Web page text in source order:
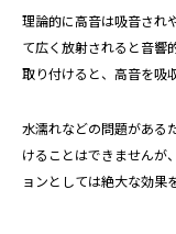
理論的に高音は吸音され
て広く放射されると音響
取り付けると、高音を吸
水濡れなどの問題がある
けることはできませんが
ョンとしては絶大な効果